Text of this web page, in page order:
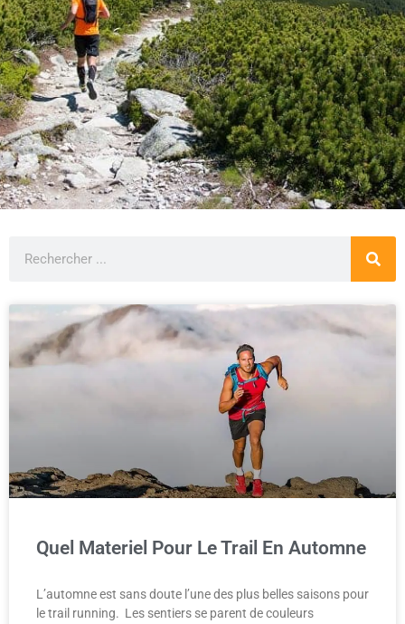
Quel Materiel Pour Le Trail En Automne
L’automne est sans doute l’une des plus belles saisons pour
le trail running. Les sentiers se parent de couleurs